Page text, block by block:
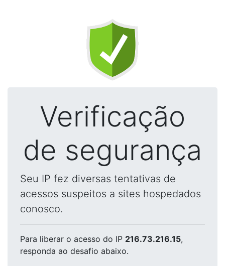
Verificação
de segurança
Seu IP fez diversas tentativas de
acessos suspeitos a sites hospedados
conosco.
Para liberar o acesso do IP 216.73.216.15,
responda ao desafio abaixo.